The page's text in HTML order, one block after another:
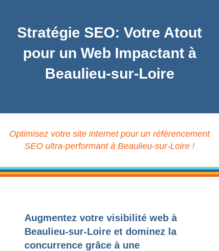
Stratégie SEO: Votre Atout
pour un Web Impactant à
Beaulieu-sur-Loire
Optimisez votre site internet pour un référencement
SEO ultra-performant à Beaulieu-sur-Loire !
Augmentez votre visibilité web à
Beaulieu-sur-Loire et dominez la
concurrence grâce à une